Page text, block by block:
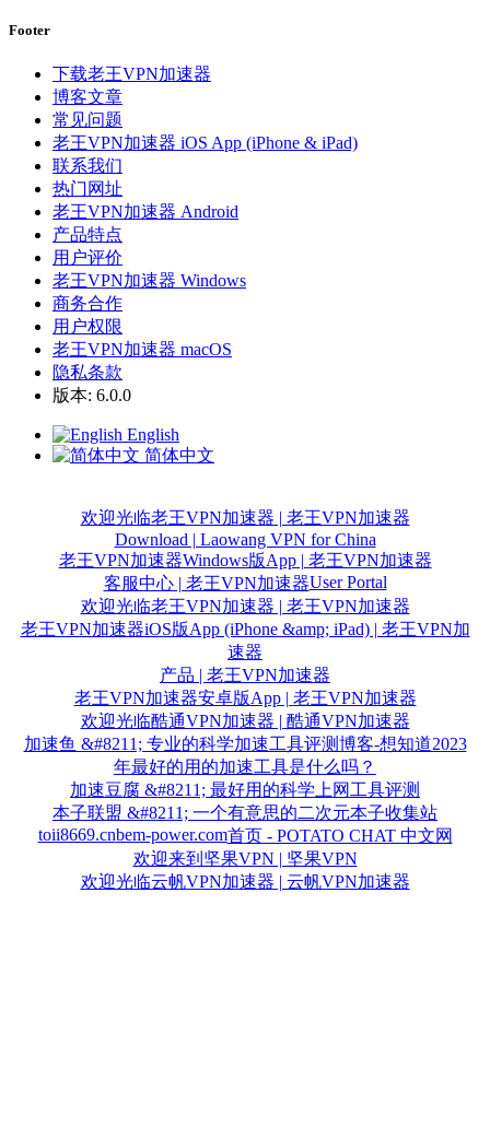
Footer
下载老王VPN加速器
博客文章
常见问题
老王VPN加速器 iOS App (iPhone & iPad)
联系我们
热门网址
老王VPN加速器 Android
产品特点
用户评价
老王VPN加速器 Windows
商务合作
用户权限
老王VPN加速器 macOS
隐私条款
版本: 6.0.0
English
简体中文
欢迎光临老王VPN加速器 | 老王VPN加速器
Download | Laowang VPN for China
老王VPN加速器Windows版App | 老王VPN加速器
客服中心 | 老王VPN加速器User Portal
欢迎光临老王VPN加速器 | 老王VPN加速器
老王VPN加速器iOS版App (iPhone &amp; iPad) | 老王VPN加
速器
产品 | 老王VPN加速器
老王VPN加速器安卓版App | 老王VPN加速器
欢迎光临酷通VPN加速器 | 酷通VPN加速器
加速鱼 &#8211; 专业的科学加速工具评测博客-想知道2023
年最好的用的加速工具是什么吗？
加速豆腐 &#8211; 最好用的科学上网工具评测
本子联盟 &#8211; 一个有意思的二次元本子收集站
toii8669.cnbem-power.com首页 - POTATO CHAT 中文网
欢迎来到坚果VPN | 坚果VPN
欢迎光临云帆VPN加速器 | 云帆VPN加速器